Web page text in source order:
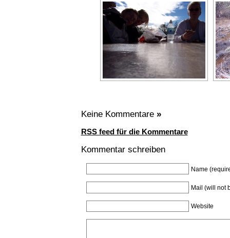
Keine Kommentare »
RSS feed für die Kommentare
Kommentar schreiben
Name
Mail (will not
Website